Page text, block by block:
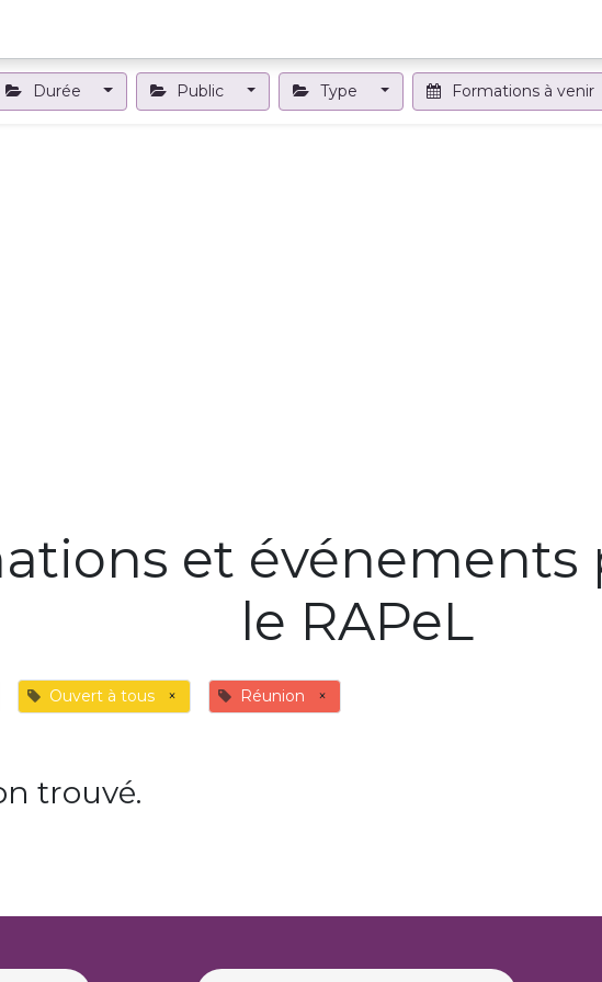
Durée Public Type Formations à venir
et événements
le RAPeL
Ouvert à tous × Réunion ×
trouvé.